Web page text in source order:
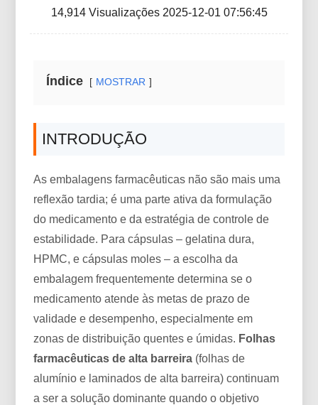
14,914 Visualizações 2025-12-01 07:56:45
Índice MOSTRAR
INTRODUÇÃO
As embalagens farmacêuticas não são mais uma
reflexão tardia; é uma parte ativa da formulação
do medicamento e da estratégia de controle de
estabilidade. Para cápsulas – gelatina dura,
HPMC, e cápsulas moles – a escolha da
embalagem frequentemente determina se o
medicamento atende às metas de prazo de
validade e desempenho, especialmente em
zonas de distribuição quentes e úmidas. Folhas
farmacêuticas de alta barreira (folhas de
alumínio e laminados de alta barreira) continuam
a ser a solução dominante quando o objetivo